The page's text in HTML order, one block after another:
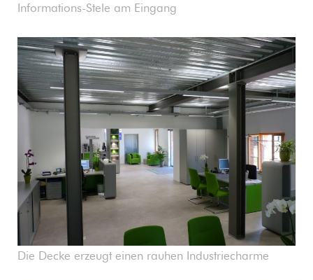
Informations-Stele am Eingang
Die Decke erzeugt einen rauhen Industriecharme